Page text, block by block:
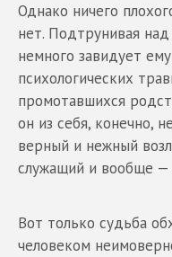
Однако ничего
нет. Подтрунивая
немного завидует
психологических
промотавшихся
он из себя, конечно,
верный и нежный
служащий и вообще —
Вот только судьба
человеком